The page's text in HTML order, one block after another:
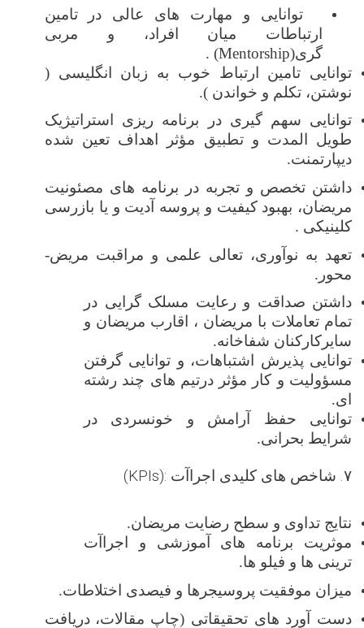
توانایی و مهارت های عالی در
تامین
ارتباطات میان افراد، و مربی
گری(Mentorship)
.
توانایی تامین ارتباط خوب به زبان انگلیسی (
نوشتن، تکلم و خواندن ).
توانایی سهم گیری در برنامه ‌ریزی استراتیژیک
طویل المدت وتطبیق مؤثر اهداف تعین شده
دیپارتمنت.
داشتن تخصص و تجربه در برنامه های مصئونیت
مریضان، بهبود کیفیت و پروسه آدیت و یا بازرسی
کلینیکی .
تعهد به نوآوری، تعالی علمی و مراقبت مریض-
محور.
داشتن صداقت و رعایت مسلک گرايی در
تمام تعاملات با مریضان ، اقارب مریضان و
سایرکارکنان شفاخانه.
توانایی پذیرش اشتباهات، و توانایی گرفتن
مسؤولیت و کار مؤثر درتیم های چند رشته
ای.
توانایی حفظ آرامش و خونسردی در
شرایط بحرانی.
۷. شاخص های کلیدی اجراآت (KPIs):
نتایج تداوی و سطح رضایت مریضان.
موثریت برنامه های آموزشی و اجراآت
ترینی ها و فیلو ها.
میزان موفقیت پروسیجرها و فیصدی اختلاطات.
دست ‌آورد های تحقیقاتی (چاپ مقالات، دریافت